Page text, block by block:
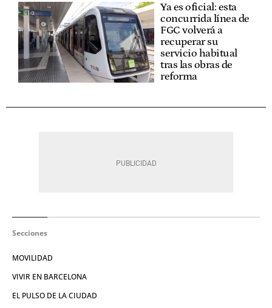
Ya es oficial: esta
concurrida línea de
FGC volverá a
recuperar su
servicio habitual
tras las obras de
reforma
Secciones
MOVILIDAD
VIVIR EN BARCELONA
EL PULSO DE LA CIUDAD